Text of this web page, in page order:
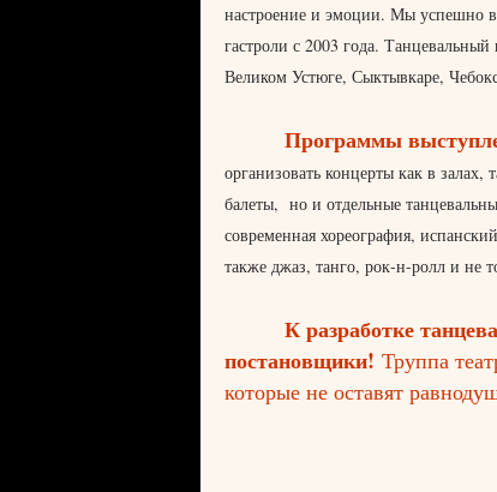
настроение и эмоции. Мы успешно
гастроли с 2003 года.
Великом Устюге, Сыктывкаре,
Программы
организовать концерты как в
балеты, но и отдельные
современная хореография,
также джаз, танго, рок-н-ролл и не
К разработке
постановщики! Труппа
которые не оставят